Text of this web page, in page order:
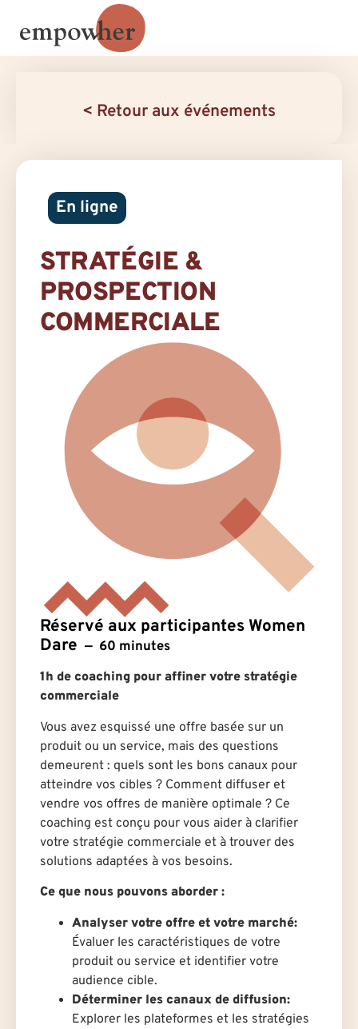
< Retour aux événements
En ligne
STRATÉGIE &
PROSPECTION
COMMERCIALE
Réservé aux participantes Women
Dare
60 minutes
1h de coaching pour affiner votre stratégie
commerciale
Vous avez esquissé une offre basée sur un
produit ou un service, mais des questions
demeurent : quels sont les bons canaux pour
atteindre vos cibles ? Comment diffuser et
vendre vos offres de manière optimale ? Ce
coaching est conçu pour vous aider à clarifier
votre stratégie commerciale et à trouver des
solutions adaptées à vos besoins.
Ce que nous pouvons aborder :
Analyser votre offre et votre marché:
Évaluer les caractéristiques de votre
produit ou service et identifier votre
audience cible.
Déterminer les canaux de diffusion:
Explorer les plateformes et les stratégies